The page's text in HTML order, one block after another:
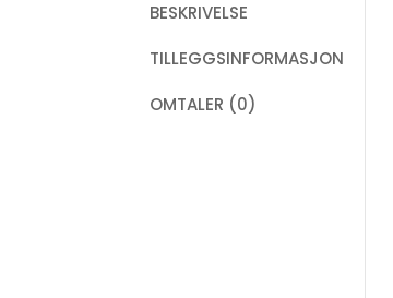
BESKRIVELSE
TILLEGGSINFORMASJON
OMTALER (0)